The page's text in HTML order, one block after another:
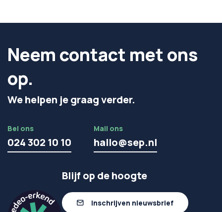
Neem contact met ons
op.
We helpen je graag verder.
Bel ons
024 302 10 10
Mail ons
hallo@sep.nl
Blijf op de hoogte
Inschrijven nieuwsbrief